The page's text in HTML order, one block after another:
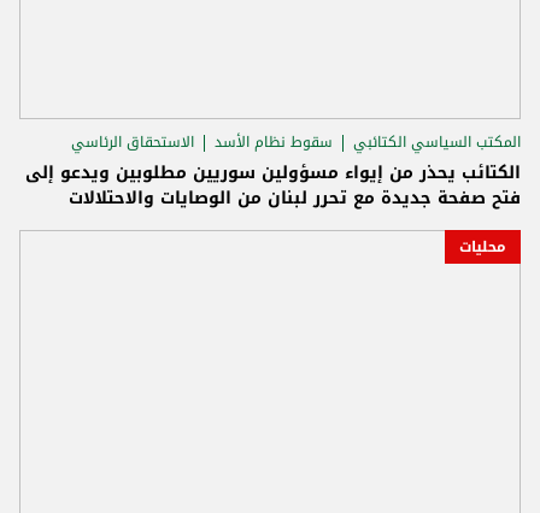
المكتب السياسي الكتائبي سقوط نظام الأسد الاستحقاق الرئاسي
الكتائب يحذر من إيواء مسؤولين سوريين مطلوبين ويدعو إلى
فتح صفحة جديدة مع تحرر لبنان من الوصايات والاحتلالات
محليات